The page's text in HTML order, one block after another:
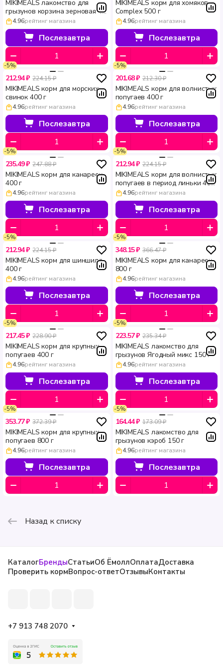
MIKIMEALS лакомство для
грызунов корзина зерновая 40
г 4.96рейтинг магазина
Послезавтра
MIKIMEALS корм для хомяков
Complex 500 г
4.96рейтинг магазина
Послезавтра
-5%
212.94 ₽ 224.15 ₽
MIKIMEALS корм для морских
свинок 400 г
4.96рейтинг магазина
Послезавтра
-5%
201.68 ₽ 212.30 ₽
MIKIMEALS корм для волнистых
попугаев 400 г
4.96рейтинг магазина
Послезавтра
-5%
235.49 ₽ 247.88 ₽
MIKIMEALS корм для канареек
400 г
4.96рейтинг магазина
Послезавтра
-5%
212.94 ₽ 224.15 ₽
MIKIMEALS корм для волнистых
попугаев в период линьки 400
г 4.96рейтинг магазина
Послезавтра
-5%
212.94 ₽ 224.15 ₽
MIKIMEALS корм для шиншилл
400 г
4.96рейтинг магазина
Послезавтра
-5%
348.15 ₽ 366.47 ₽
MIKIMEALS корм для канареек
800 г
4.96рейтинг магазина
Послезавтра
-5%
217.45 ₽ 228.90 ₽
MIKIMEALS корм для крупных
попугаев 400 г
4.96рейтинг магазина
Послезавтра
-5%
223.57 ₽ 235.34 ₽
MIKIMEALS лакомство для
грызунов Ягодный микс 150 г
4.96рейтинг магазина
Послезавтра
-5%
353.77 ₽ 372.39 ₽
MIKIMEALS корм для крупных
попугаев 800 г
4.96рейтинг магазина
Послезавтра
-5%
164.44 ₽ 173.09 ₽
MIKIMEALS лакомство для
грызунов кэроб 150 г
4.96рейтинг магазина
Послезавтра
Назад к списку
КаталогБрендыСтатьиОб ЁмоллОплатаДоставка
Проверить кормВопрос-ответОтзывыКонтакты
+7 913 748 2070